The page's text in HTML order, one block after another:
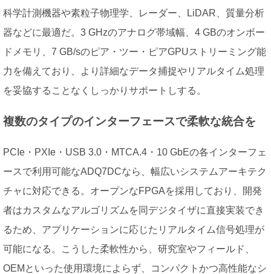
科学計測機器や素粒子物理学、レーダー、LiDAR、質量分析
器などに最適だ。3 GHzのアナログ帯域幅、4 GBのオンボー
ドメモリ、7 GB/sのピア・ツー・ピアGPUストリーミング能
力を備えており、より詳細なデータ捕捉やリアルタイム処理
を妥協することなくしっかりサポートしする。
複数のタイプのインターフェースで柔軟な統合を
PCIe・PXIe・USB 3.0・MTCA.4・10 GbEの各インターフェ
ースで利用可能なADQ7DCなら、幅広いシステムアーキテク
チャに対応できる。オープンなFPGAを採用しており、開発
者はカスタムなアルゴリズムを同デジタイザに直接実装でき
るため、アプリケーションに応じたリアルタイム信号処理が
可能になる。こうした柔軟性から、研究室やフィールド、
OEMといった使用環境によらず、コンパクトかつ高性能なシ